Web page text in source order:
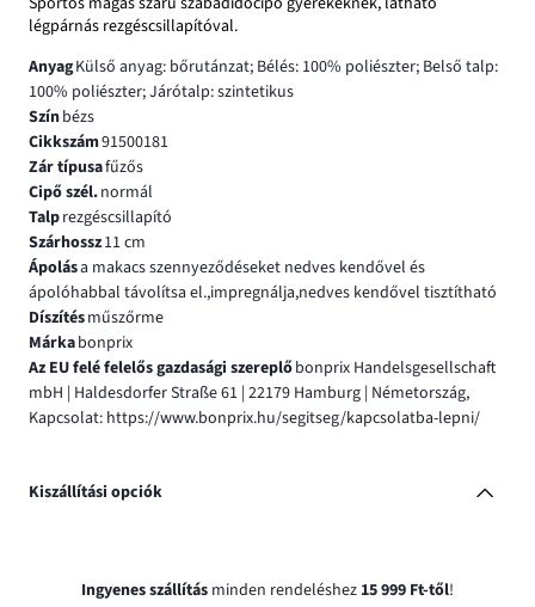
légpárnás rezgéscsillapítóval.
AnyagKülső anyag: bőrutánzat; Bélés: 100% poliészter; Belső talp:
100% poliészter; Járótalp: szintetikus
Színbézs
Cikkszám91500181
Zár típusafűzős
Cipő szél.normál
Talprezgéscsillapító
Szárhossz11 cm
Ápolása makacs szennyeződéseket nedves kendővel és
ápolóhabbal távolítsa el.,impregnálja,nedves kendővel tisztítható
Díszítésműszőrme
Márkabonprix
Az EU felé felelős gazdasági szereplőbonprix Handelsgesellschaft
mbH | Haldesdorfer Straße 61 | 22179 Hamburg | Németország,
Kapcsolat: https://www.bonprix.hu/segitseg/kapcsolatba-lepni/
Kiszállítási opciók
Ingyenes szállítás minden rendeléshez 15 999 Ft-től!